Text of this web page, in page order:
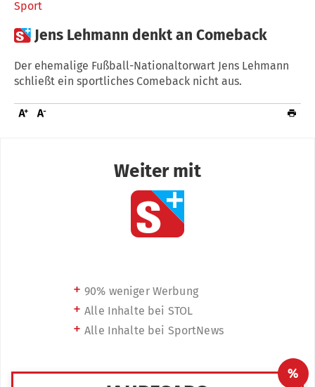
Sport
 Jens Lehmann denkt an Comeback
Der ehemalige Fußball-Nationaltorwart Jens Lehmann
schließt ein sportliches Comeback nicht aus.